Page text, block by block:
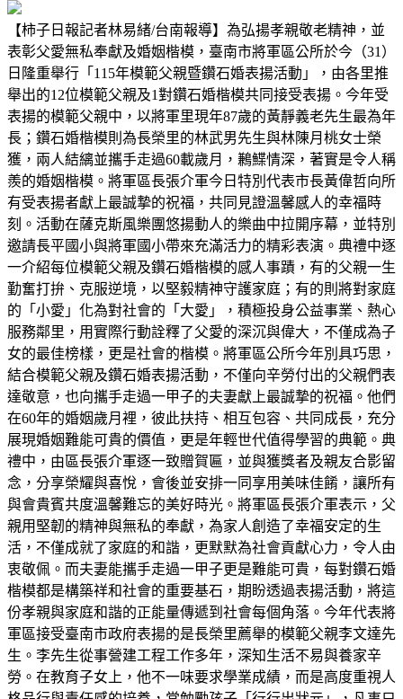
【柿子日報記者林易緒/台南報導】為弘揚孝親敬老精神，並
表彰父愛無私奉獻及婚姻楷模，臺南市將軍區公所於今（31）
日隆重舉行「115年模範父親暨鑽石婚表揚活動」，由各里推
舉出的12位模範父親及1對鑽石婚楷模共同接受表揚。今年受
表揚的模範父親中，以將軍里現年87歲的黃靜義老先生最為年
長；鑽石婚楷模則為長榮里的林武男先生與林陳月桃女士榮
獲，兩人結縭並攜手走過60載歲月，鶼鰈情深，著實是令人稱
羨的婚姻楷模。將軍區長張介軍今日特別代表市長黃偉哲向所
有受表揚者獻上最誠摯的祝福，共同見證溫馨感人的幸福時
刻。活動在薩克斯風樂團悠揚動人的樂曲中拉開序幕，並特別
邀請長平國小與將軍國小帶來充滿活力的精彩表演。典禮中逐
一介紹每位模範父親及鑽石婚楷模的感人事蹟，有的父親一生
勤奮打拚、克服逆境，以堅毅精神守護家庭；有的則將對家庭
的「小愛」化為對社會的「大愛」，積極投身公益事業、熱心
服務鄰里，用實際行動詮釋了父愛的深沉與偉大，不僅成為子
女的最佳榜樣，更是社會的楷模。將軍區公所今年別具巧思，
結合模範父親及鑽石婚表揚活動，不僅向辛勞付出的父親們表
達敬意，也向攜手走過一甲子的夫妻獻上最誠摯的祝福。他們
在60年的婚姻歲月裡，彼此扶持、相互包容、共同成長，充分
展現婚姻難能可貴的價值，更是年輕世代值得學習的典範。典
禮中，由區長張介軍逐一致贈賀匾，並與獲獎者及親友合影留
念，分享榮耀與喜悅，會後並安排一同享用美味佳餚，讓所有
與會貴賓共度溫馨難忘的美好時光。將軍區長張介軍表示，父
親用堅韌的精神與無私的奉獻，為家人創造了幸福安定的生
活，不僅成就了家庭的和諧，更默默為社會貢獻心力，令人由
衷敬佩。而夫妻能攜手走過一甲子更是難能可貴，每對鑽石婚
楷模都是構築祥和社會的重要基石，期盼透過表揚活動，將這
份孝親與家庭和諧的正能量傳遞到社會每個角落。今年代表將
軍區接受臺南市政府表揚的是長榮里薦舉的模範父親李文達先
生。李先生從事營建工程工作多年，深知生活不易與養家辛
勞。在教育子女上，他不一味要求學業成績，而是高度重視人